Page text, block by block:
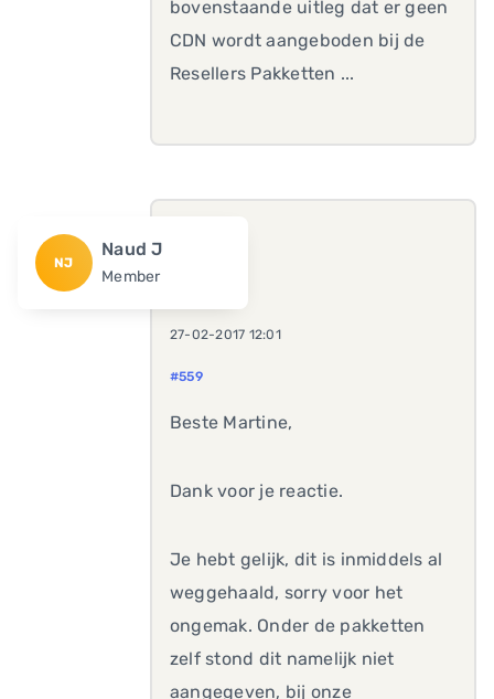
bovenstaande uitleg dat er geen
CDN wordt aangeboden bij de
Resellers Pakketten ...
NJ
Naud J
Member
27-02-2017 12:01
#559
Beste Martine,
Dank voor je reactie.
Je hebt gelijk, dit is inmiddels al
weggehaald, sorry voor het
ongemak. Onder de pakketten
zelf stond dit namelijk niet
aangegeven, bij onze